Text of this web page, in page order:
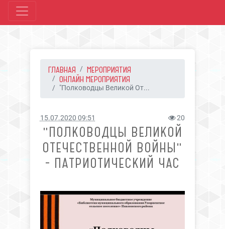
ГЛАВНАЯ
МЕРОПРИЯТИЯ
ОНЛАЙН МЕРОПРИЯТИЯ
"Полководцы Великой От...
15.07.2020 09:51 20
"ПОЛКОВОДЦЫ ВЕЛИКОЙ
ОТЕЧЕСТВЕННОЙ ВОЙНЫ"
- ПАТРИОТИЧЕСКИЙ ЧАС